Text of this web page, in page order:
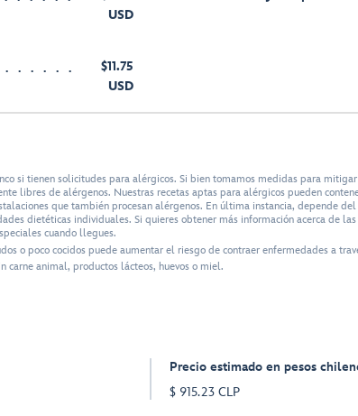
USD
$11.75
USD
si tienen solicitudes para alérgicos. Si bien tomamos medidas para
libres de alérgenos. Nuestras recetas aptas para alérgicos pueden
que también procesan alérgenos. En última instancia, depende
dietéticas individuales. Si quieres obtener más información acerca de
cuando llegues.
o poco cocidos puede aumentar el riesgo de contraer enfermedades a
carne animal, productos lácteos, huevos o miel.
Precio estimado en pesos
$ 915.23 CLP